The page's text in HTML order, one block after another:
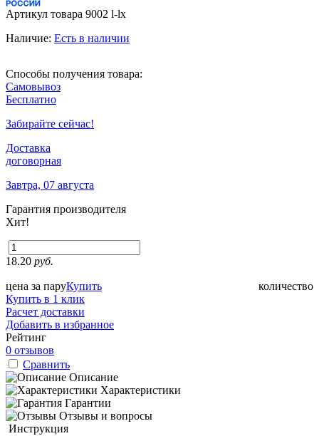
Артикул товара 9002 l-lx
Наличие: Есть в наличии
Способы получения товара:
Самовывоз
Бесплатно
Забирайте сейчас!
Доставка
договорная
Завтра, 07 августа
Гарантия производителя
Хит!
18.20 руб.
цена за пару количество
Купить
Купить в 1 клик
Расчет доставки
Добавить в избранное
Рейтинг
0 отзывов
Сравнить
Описание
Характеристики
Гарантии
Отзывы и вопросы
Инструкция